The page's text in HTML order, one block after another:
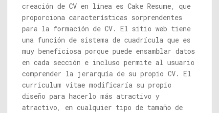
creación de CV en línea es Cake Resume, que
proporciona características sorprendentes
para la formación de CV. El sitio web tiene
una función de sistema de cuadrícula que es
muy beneficiosa porque puede ensamblar datos
en cada sección e incluso permite al usuario
comprender la jerarquía de su propio CV. El
curriculum vitae modificaría su propio
diseño para hacerlo más atractivo y
atractivo, en cualquier tipo de tamaño de